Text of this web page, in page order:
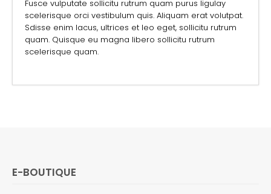
Fusce vulputate sollicitu rutrum quam purus ligulay
scelerisque orci vestibulum quis. Aliquam erat volutpat.
Sdisse enim lacus, ultrices et leo eget, sollicitu rutrum
quam. Quisque eu magna libero sollicitu rutrum
scelerisque quam.
E-BOUTIQUE